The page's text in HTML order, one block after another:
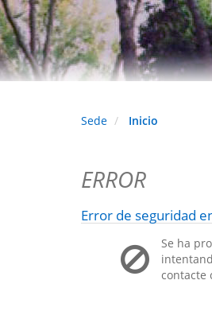
Sede Inicio
ERROR
Error de seguridad
Se ha
contacte